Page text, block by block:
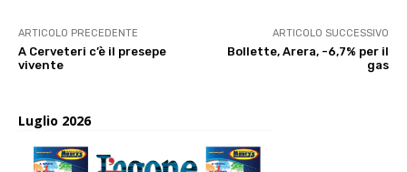
ARTICOLO PRECEDENTE
A Cerveteri c’è il presepe
vivente
ARTICOLO SUCCESSIVO
Bollette, Arera, -6,7% per il
gas
Luglio 2026